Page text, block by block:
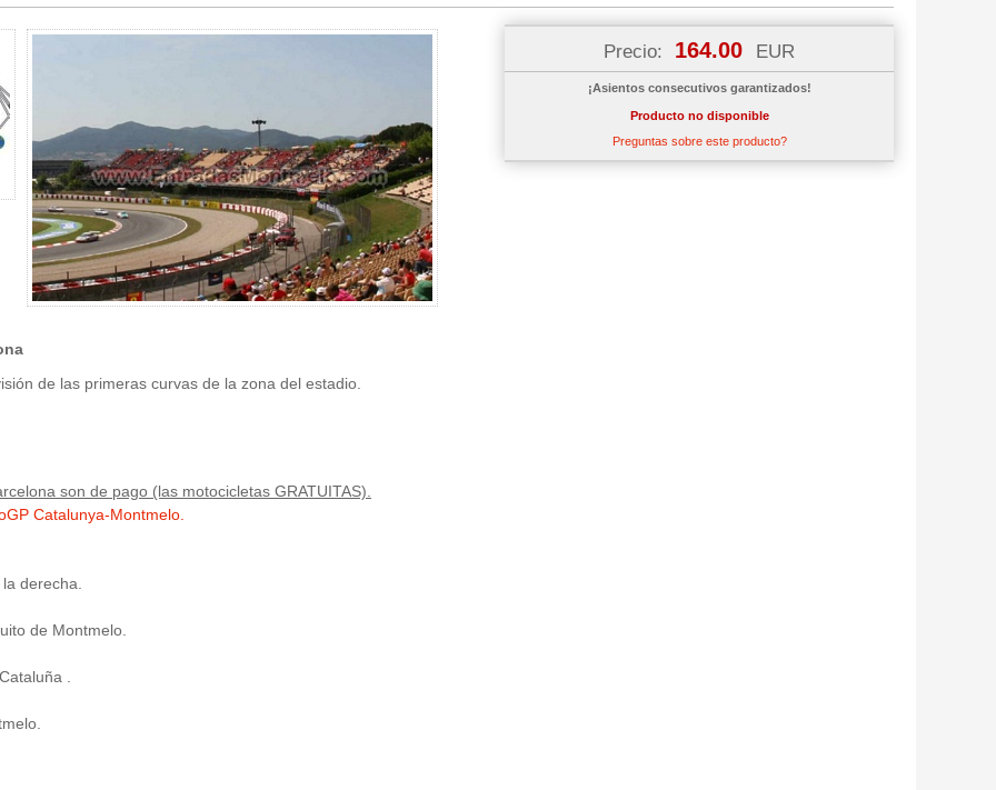
Precio: 164.00 EUR
¡Asientos consecutivos garantizados!
Producto no disponible
Preguntas sobre este producto?
de las primeras curvas de la zona del estadio.
son de pago (las motocicletas GRATUITAS).
Catalunya-Montmelo.
derecha.
de Montmelo.
.